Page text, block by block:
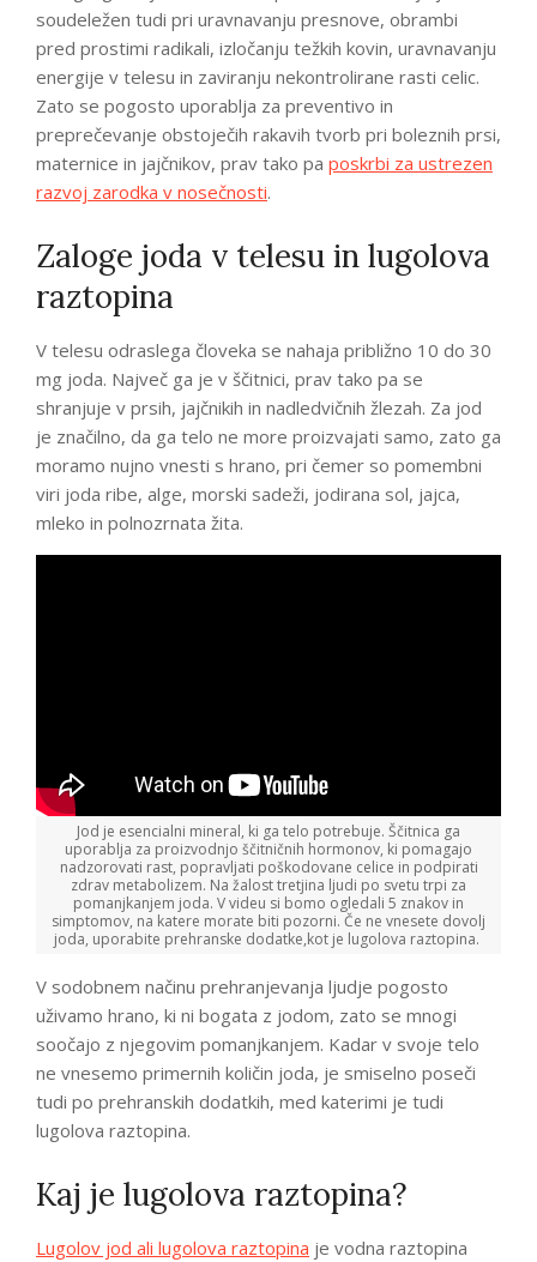
soudeležen tudi pri uravnavanju presnove, obrambi
pred prostimi radikali, izločanju težkih kovin, uravnavanju
energije v telesu in zaviranju nekontrolirane rasti celic.
Zato se pogosto uporablja za preventivo in
preprečevanje obstoječih rakavih tvorb pri boleznih prsi,
maternice in jajčnikov, prav tako pa poskrbi za ustrezen
razvoj zarodka v nosečnosti.
Zaloge joda v telesu in lugolova
raztopina
V telesu odraslega človeka se nahaja približno 10 do 30
mg joda. Največ ga je v ščitnici, prav tako pa se
shranjuje v prsih, jajčnikih in nadledvičnih žlezah. Za jod
je značilno, da ga telo ne more proizvajati samo, zato ga
moramo nujno vnesti s hrano, pri čemer so pomembni
viri joda ribe, alge, morski sadeži, jodirana sol, jajca,
mleko in polnozrnata žita.
Jod je esencialni mineral, ki ga telo potrebuje. Ščitnica ga
uporablja za proizvodnjo ščitničnih hormonov, ki pomagajo
nadzorovati rast, popravljati poškodovane celice in podpirati
zdrav metabolizem. Na žalost tretjina ljudi po svetu trpi za
pomanjkanjem joda. V videu si bomo ogledali 5 znakov in
simptomov, na katere morate biti pozorni. Če ne vnesete dovolj
joda, uporabite prehranske dodatke,kot je lugolova raztopina.
V sodobnem načinu prehranjevanja ljudje pogosto
uživamo hrano, ki ni bogata z jodom, zato se mnogi
soočajo z njegovim pomanjkanjem. Kadar v svoje telo
ne vnesemo primernih količin joda, je smiselno poseči
tudi po prehranskih dodatkih, med katerimi je tudi
lugolova raztopina.
Kaj je lugolova raztopina?
Lugolov jod ali lugolova raztopina je vodna raztopina